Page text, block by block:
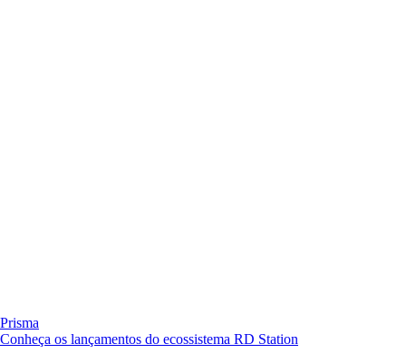
Prisma
Conheça os lançamentos do ecossistema RD Station